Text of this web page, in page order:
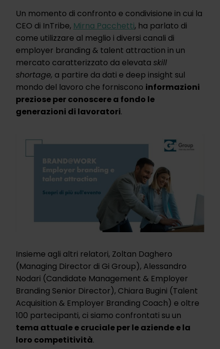
Un momento di confronto e condivisione in cui la
CEO di InTribe, Mirna Pacchetti, ha parlato di
come utilizzare al meglio i diversi canali di
employer branding & talent attraction in un
mercato caratterizzato da elevata skill
shortage, a partire da dati e deep insight sul
mondo del lavoro che forniscono informazioni
preziose per conoscere a fondo le
generazioni di lavoratori.
Insieme agli altri relatori, Zoltan Daghero
(Managing Director di Gi Group), Alessandro
Nodari (Candidate Management & Employer
Branding Senior Director), Chiara Bugini (Talent
Acquisition & Employer Branding Coach) e oltre
100 partecipanti, ci siamo confrontati su un
tema attuale e cruciale per le aziende e la
loro competitività.